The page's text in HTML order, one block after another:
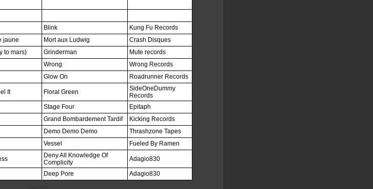
Blink
Kung Fu Records
jaune Mort aux Ludwig
Crash Disques
to mars) Grinderman
Mute records
Wrong
Wrong Records
Glow On Roadrunner Records
It Floral Green
SideOneDummy
Records
Stage Four
Epitaph
Grand Bombardement Tardif
Kicking Records
Demo Demo Demo
Thrashzone Tapes
Vessel Fueled By Ramen
Deny All Knowledge Of
Complicity
Adagio830
Deep Pore Adagio830